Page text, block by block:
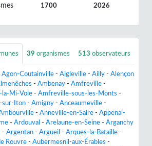
1700 2026
39 organismes 513 observateurs
Agon-Coutainville - Aigleville - Ailly - Alençon
- Ambenay - Amfreville -
Mi-Voie - Amfreville-sous-les-Monts -
sur-Iton - Amigny - Anceaumeville -
- Anneville-en-Saire - Appenai-
- Ardouval - Arelaune-en-Seine - Arganchy
- Argentan - Argueil - Arques-la-Bataille -
Rouvre - Aubermesnil-aux-Érables -